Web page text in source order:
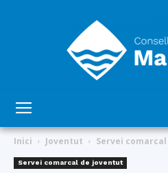
Inici Joventut Servei
Servei comarcal de joventut